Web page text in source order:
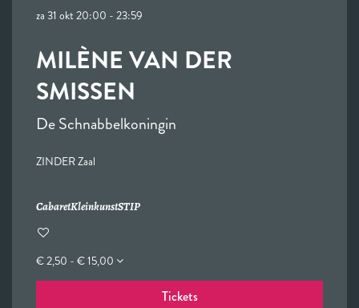
MILÈNE VAN DER
SMISSEN
De Schnabbelkoningin
za 31 okt20:00 - 23:59
ZINDER Zaal
CabaretKleinkunstSTIP
€ 2,50 - € 15,00
Tickets